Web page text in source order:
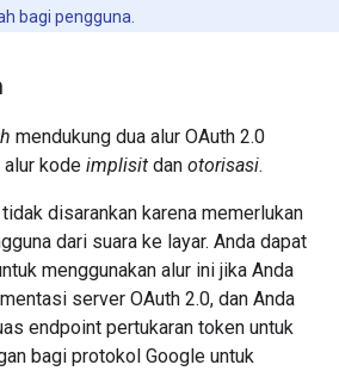
bagi pengguna.
mendukung dua alur OAuth 2.0
kode implisit dan otorisasi.
disarankan karena memerlukan
dari suara ke layar. Anda dapat
menggunakan alur ini jika Anda
server OAuth 2.0, dan Anda
endpoint pertukaran token untuk
bagi protokol Google untuk